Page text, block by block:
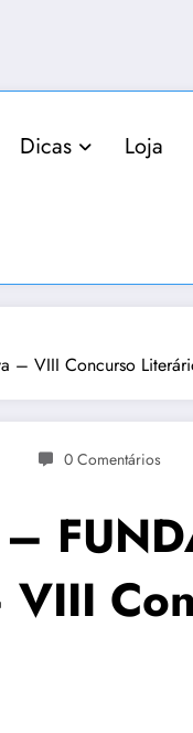
Dicas Loja
– VIII Concurso
0 Comentários